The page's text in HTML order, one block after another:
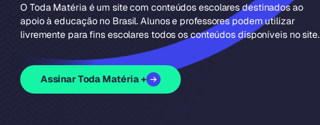
O Toda Matéria é um site com conteúdos escolares destinados ao
apoio à educação no Brasil. Alunos e professores podem utilizar
livremente para fins escolares todos os conteúdos disponíveis no site.
Assinar Toda Matéria +